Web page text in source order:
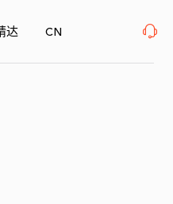
馆E21 、欢迎莅临指导 2026
达 CN